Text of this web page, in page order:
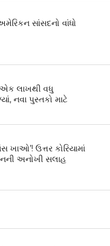
સાંસદનો વાંધો
એક લાખથી વધુ
નવા પુસ્તકો માટે
ખાઓ’! ઉત્તર કોરિયામાં
અનોખી સલાહ